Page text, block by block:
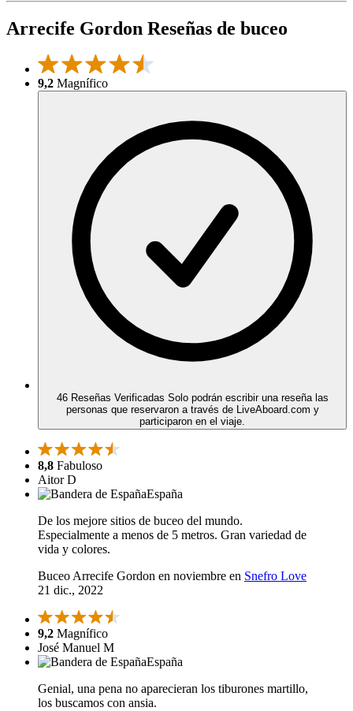
Arrecife Gordon Reseñas de buceo
9,2 Magnífico
46 Reseñas Verificadas Solo podrán escribir una reseña las
personas que reservaron a través de LiveAboard.com y
participaron en el viaje.
8,8 Fabuloso
Aitor D
España
De los mejore sitios de buceo del mundo.
Especialmente a menos de 5 metros. Gran variedad de
vida y colores.
Buceo Arrecife Gordon en noviembre en Snefro Love
21 dic., 2022
9,2 Magnífico
José Manuel M
España
Genial, una pena no aparecieran los tiburones martillo,
los buscamos con ansia.